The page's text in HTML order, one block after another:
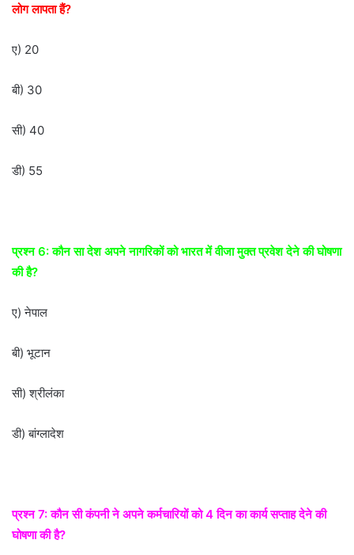
लोग लापता हैं?
ए) 20
बी) 30
सी) 40
डी) 55
प्रश्न 6: कौन सा देश अपने नागरिकों को भारत में वीजा मुक्त प्रवेश देने की घोषणा
की है?
ए) नेपाल
बी) भूटान
सी) श्रीलंका
डी) बांग्लादेश
प्रश्न 7: कौन सी कंपनी ने अपने कर्मचारियों को 4 दिन का कार्य सप्ताह देने की
घोषणा की है?